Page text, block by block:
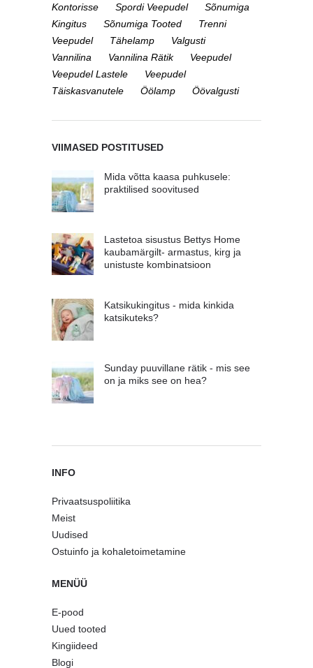
Kontorisse
Spordi Veepudel
Sõnumiga
Kingitus
Sõnumiga Tooted
Trenni
Veepudel
Tähelamp
Valgusti
Vannilina
Vannilina Rätik
Veepudel
Veepudel Lastele
Veepudel
Täiskasvanutele
Öölamp Öövalgusti
VIIMASED POSTITUSED
Mida võtta kaasa puhkusele:
praktilised soovitused
Lastetoa sisustus Bettys Home
kaubamärgilt- armastus, kirg ja
unistuste kombinatsioon
Katsikukingitus - mida kinkida
katsikuteks?
Sunday puuvillane rätik - mis see
on ja miks see on hea?
INFO
Privaatsuspoliitika
Meist
Uudised
Ostuinfo ja kohaletoimetamine
MENÜÜ
E-pood
Uued tooted
Kingiideed
Blogi